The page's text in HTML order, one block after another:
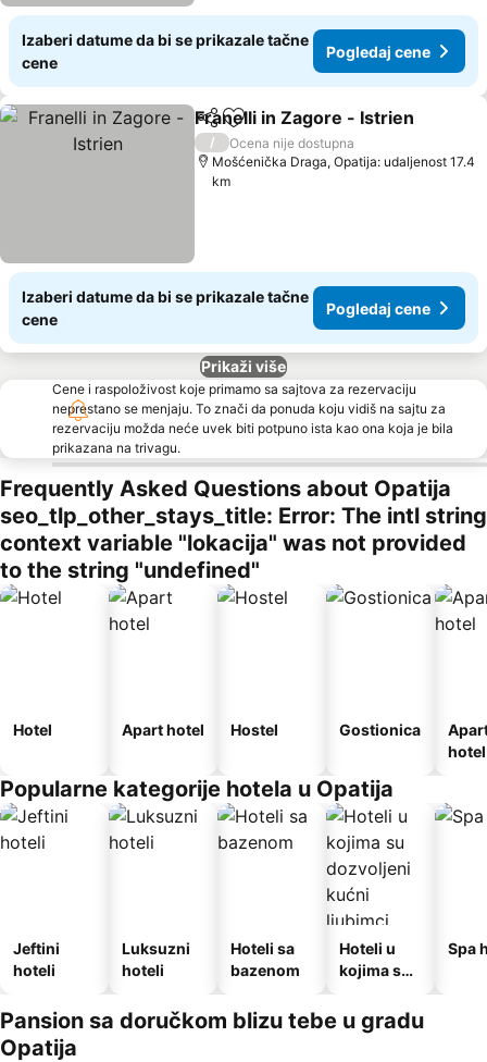
Izaberi datume da bi se prikazale tačne
cene
Pogledaj cene
Deli Dodati u favorite
Franelli in Zagore - Istrien
/
Ocena nije dostupna
Mošćenička Draga, Opatija: udaljenost 17.4
km
Izaberi datume da bi se prikazale tačne
cene
Pogledaj cene
Prikaži više
Cene i raspoloživost koje primamo sa sajtova za rezervaciju
neprestano se menjaju. To znači da ponuda koju vidiš na sajtu za
rezervaciju možda neće uvek biti potpuno ista kao ona koja je bila
prikazana na trivagu.
Frequently Asked Questions about Opatija
seo_tlp_other_stays_title: Error: The intl string
context variable "lokacija" was not provided
to the string "undefined"
Hotel Apart hotel Hostel Gostionica
hotel
Popularne kategorije hotela u Opatija
Jeftini
hoteli
Luksuzni
hoteli
Hoteli sa
bazenom
Hoteli u
kojima su
kućni
ljubimci
Spa
Pansion sa doručkom blizu tebe u gradu
Opatija